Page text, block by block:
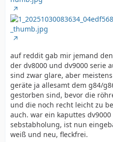
auf reddit gab mir jemand
der dv8000 und dv9000 serie
sind zwar glare, aber
geräte ja allesamt dem g84/
gestorben sind, bevor die
und die noch recht leicht zu
auch. war ein kaputtes
sebstabholung, ist nun
weiß und neu, fleckfrei.